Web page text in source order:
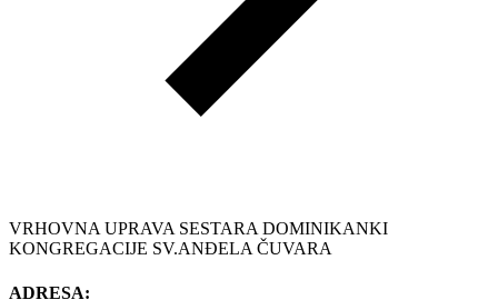
VRHOVNA UPRAVA SESTARA DOMINIKANKI
KONGREGACIJE SV.ANĐELA ČUVARA
ADRESA: